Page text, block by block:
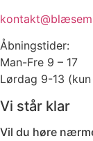
Åbningstider:
Man-Fre 9 – 17
Lørdag 9-13
Vi står klar
Vil du høre